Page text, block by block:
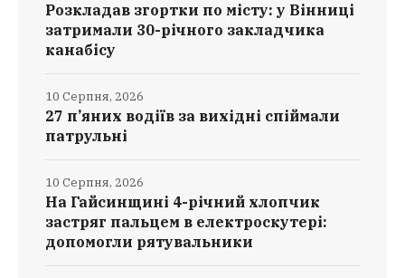
Розкладав згортки по місту: у Вінниці
затримали 30-річного закладчика
канабісу
27 п’яних водіїв за вихідні спіймали
патрульні
10 Серпня, 2026
На Гайсинщині 4-річний хлопчик
застряг пальцем в електроскутері:
допомогли рятувальники
10 Серпня, 2026